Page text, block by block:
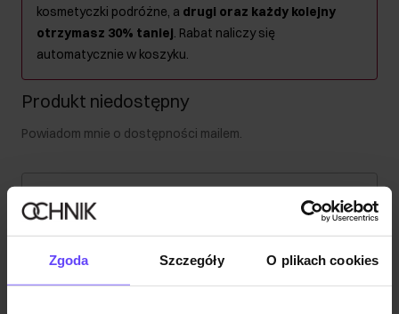
Zgoda Szczegóły O plikach cookies
kosmetyczki podróżne, a drugi oraz każdy kolejny
otrzymasz 30% taniej. Rabat naliczy się
automatycznie w koszyku.
Produkt niedostępny
Powiadom mnie o dostępności mailem.
Powiadom o dostępności